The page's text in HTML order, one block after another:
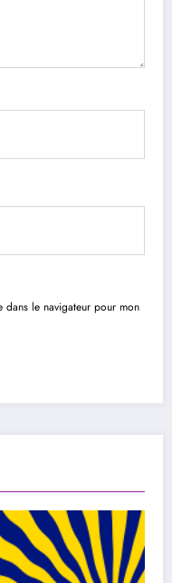
dans le navigateur pour mon